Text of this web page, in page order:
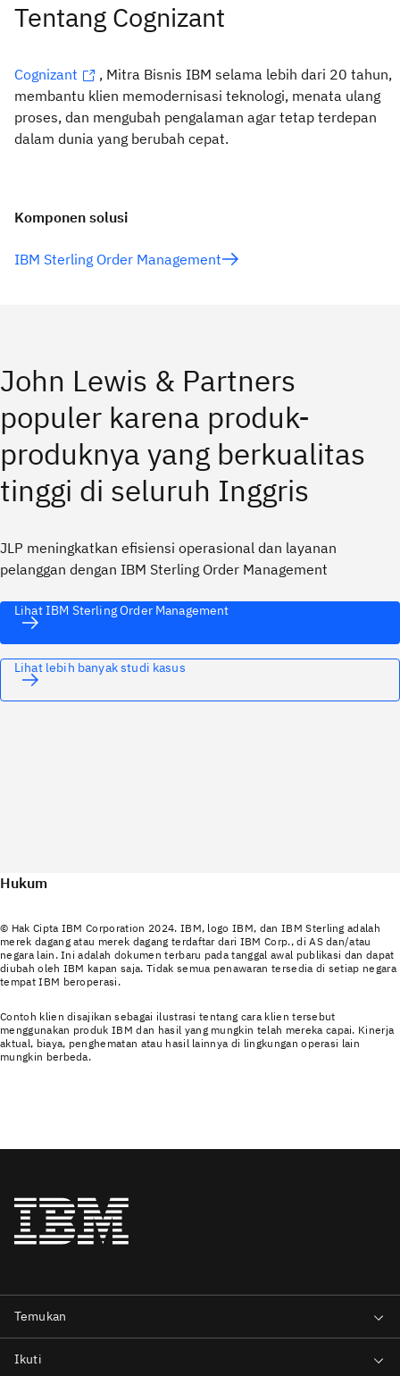
Tentang Cognizant
Cognizant
, Mitra Bisnis IBM selama lebih dari 20 tahun,
membantu klien memodernisasi teknologi, menata ulang
proses, dan mengubah pengalaman agar tetap terdepan
dalam dunia yang berubah cepat.
Komponen solusi
IBM Sterling Order Management
John Lewis & Partners
populer karena produk-
produknya yang berkualitas
tinggi di seluruh Inggris
JLP meningkatkan efisiensi operasional dan layanan
pelanggan dengan IBM Sterling Order Management
Lihat IBM Sterling Order Management
Lihat lebih banyak studi kasus
Hukum
© Hak Cipta IBM Corporation 2024. IBM, logo IBM, dan IBM Sterling adalah
merek dagang atau merek dagang terdaftar dari IBM Corp., di AS dan/atau
negara lain. Ini adalah dokumen terbaru pada tanggal awal publikasi dan dapat
diubah oleh IBM kapan saja. Tidak semua penawaran tersedia di setiap negara
tempat IBM beroperasi.
Contoh klien disajikan sebagai ilustrasi tentang cara klien tersebut
menggunakan produk IBM dan hasil yang mungkin telah mereka capai. Kinerja
aktual, biaya, penghematan atau hasil lainnya di lingkungan operasi lain
mungkin berbeda.